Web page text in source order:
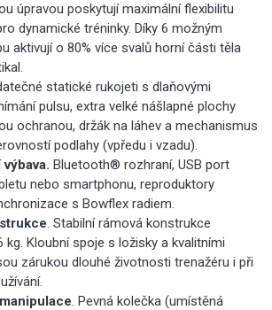
úpravou poskytují maximální flexibilitu
dynamické tréninky. Díky 6 možným
aktivují o 80% více svalů horní části těla
statické rukojeti s dlaňovými
pulsu, extra velké nášlapné plochy
ochranou, držák na láhev a mechanismus
podlahy (vpředu i vzadu).
Bluetooth® rozhraní, USB port
nebo smartphonu, reproduktory
s Bowflex radiem.
. Stabilní rámová konstrukce
Kloubní spoje s ložisky a kvalitními
zárukou dlouhé životnosti trenažéru i při
. Pevná kolečka (umístěná